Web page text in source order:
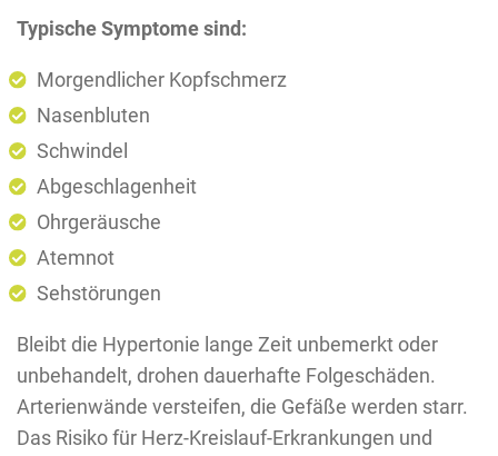
Typische Symptome sind:
Morgendlicher Kopfschmerz
Nasenbluten
Schwindel
Abgeschlagenheit
Ohrgeräusche
Atemnot
Sehstörungen
Bleibt die Hypertonie lange Zeit unbemerkt oder
unbehandelt, drohen dauerhafte Folgeschäden.
Arterienwände versteifen, die Gefäße werden starr.
Das Risiko für Herz-Kreislauf-Erkrankungen und